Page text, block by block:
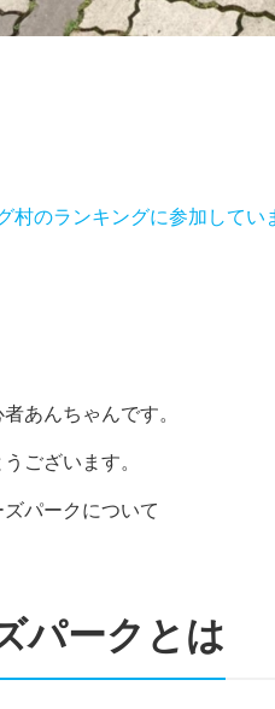
村のランキングに参加して
あんちゃんです。
ございます。
パークについて
パークとは